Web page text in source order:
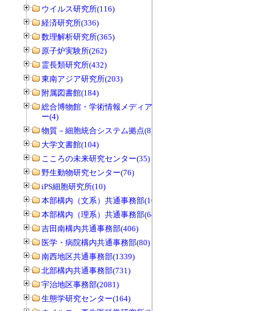
ウイルス研究所(116)
経済研究所(336)
数理解析研究所(365)
原子炉実験所(262)
霊長類研究所(432)
東南アジア研究所(203)
附属図書館(184)
総合博物館・学術情報メディアセンタ
ー(4)
物質－細胞統合システム拠点(8)
大学文書館(104)
こころの未来研究センター(35)
野生動物研究センター(76)
iPS細胞研究所(10)
本部構内（文系）共通事務部(165)
本部構内（理系）共通事務部(646)
吉田南構内共通事務部(406)
医学・病院構内共通事務部(80)
南西地区共通事務部(1339)
北部構内共通事務部(731)
宇治地区事務部(2081)
生態学研究センター(164)